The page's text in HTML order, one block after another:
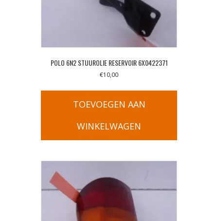
POLO 6N2 STUUROLIE RESERVOIR 6X0422371
€10,00
TOEVOEGEN AAN
WINKELWAGEN